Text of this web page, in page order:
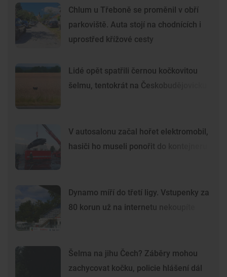
Chlum u Třeboně se proměnil v obří
parkoviště. Auta stojí na chodnících i
uprostřed křížové cesty
Lidé opět spatřili černou kočkovitou
šelmu, tentokrát na Českobudějovicku
V autosalonu začal hořet elektromobil,
hasiči ho museli ponořit do kontejneru
Dynamo míří do třetí ligy. Vstupenky za
80 korun už na internetu nekoupíte
Šelma na jihu Čech? Záběry mohou
zachycovat kočku, policie hlášení dál